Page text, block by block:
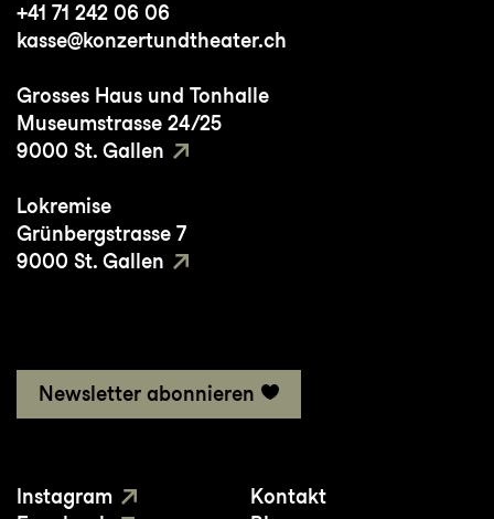
+41 71 242 06 06
kasse@konzertundtheater.ch
Grosses Haus und Tonhalle
Museumstrasse 24/25
9000 St. Gallen
Lokremise
Grünbergstrasse 7
9000 St. Gallen
Newsletter abonnieren
Instagram
Kontakt